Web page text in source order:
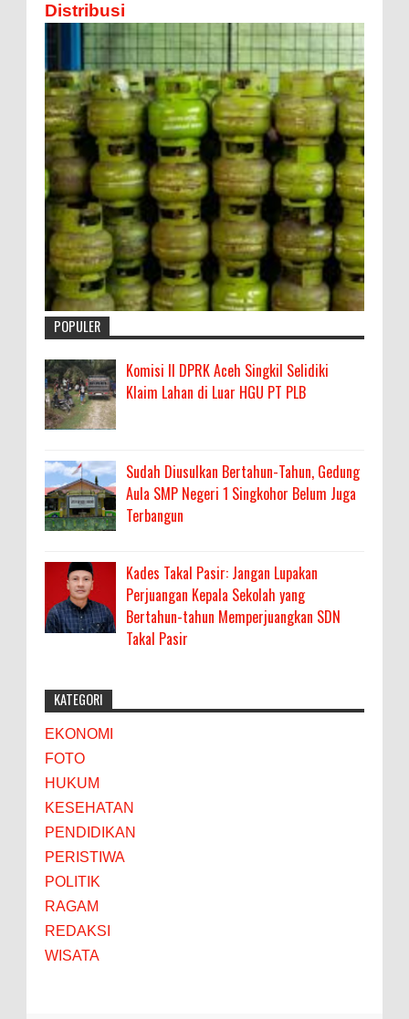
Distribusi
POPULER
Komisi II DPRK Aceh Singkil Selidiki
Klaim Lahan di Luar HGU PT PLB
Sudah Diusulkan Bertahun-Tahun, Gedung
Aula SMP Negeri 1 Singkohor Belum Juga
Terbangun
Kades Takal Pasir: Jangan Lupakan
Perjuangan Kepala Sekolah yang
Bertahun-tahun Memperjuangkan SDN
Takal Pasir
KATEGORI
EKONOMI
FOTO
HUKUM
KESEHATAN
PENDIDIKAN
PERISTIWA
POLITIK
RAGAM
REDAKSI
WISATA